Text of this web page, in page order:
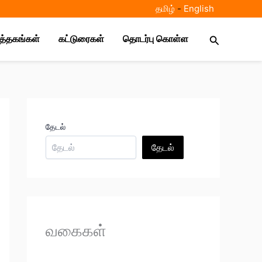
தமிழ் - English
கட்டுரைகள் தொடர்பு கொள்ள Search
தேடல்
தேடல்
வகைகள்